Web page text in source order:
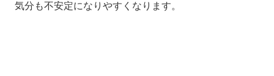
気分も不安定になりやすくなります。